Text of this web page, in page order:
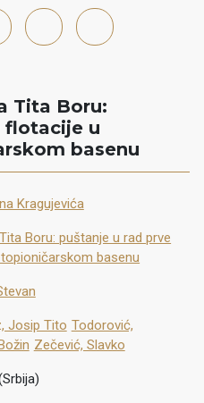
Tita Boru:
flotacije u
basenu
Kragujevića
Boru: puštanje u rad prve
basenu
Josip Tito Todorović,
Zečević, Slavko